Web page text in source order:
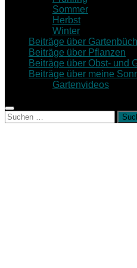
Sommer
Herbst
Winter
Beiträge über
Beiträge über Pflanzen
Beiträge über Obst- und
Beiträge über meine
Gartenvideos
Suche
nach: